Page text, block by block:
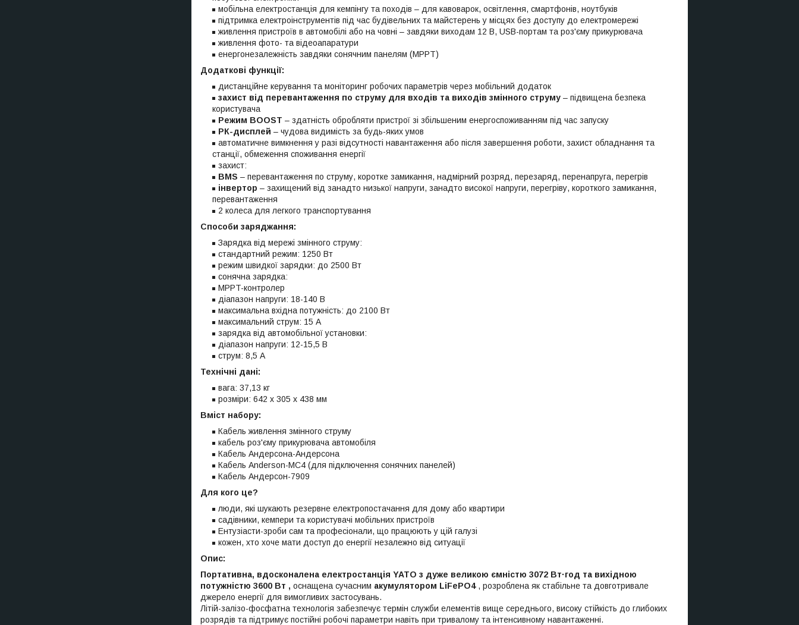
мобільна електростанція для кемпінгу та походів – для кавоварок, освітлення, смартфонів, ноутбуків
підтримка електроінструментів під час будівельних та майстерень у місцях без доступу до електромережі
живлення пристроїв в автомобілі або на човні – завдяки виходам 12 В, USB-портам та роз'єму прикурювача
живлення фото- та відеоапаратури
енергонезалежність завдяки сонячним панелям (MPPT)
Додаткові функції:
дистанційне керування та моніторинг робочих параметрів через мобільний додаток
захист від перевантаження по струму для входів та виходів змінного струму – підвищена безпека
користувача
Режим BOOST – здатність обробляти пристрої зі збільшеним енергоспоживанням під час запуску
РК-дисплей – чудова видимість за будь-яких умов
автоматичне вимкнення у разі відсутності навантаження або після завершення роботи, захист обладнання та
станції, обмеження споживання енергії
захист:
BMS – перевантаження по струму, коротке замикання, надмірний розряд, перезаряд, перенапруга, перегрів
інвертор – захищений від занадто низької напруги, занадто високої напруги, перегріву, короткого замикання,
перевантаження
2 колеса для легкого транспортування
Способи заряджання:
Зарядка від мережі змінного струму:
стандартний режим: 1250 Вт
режим швидкої зарядки: до 2500 Вт
сонячна зарядка:
MPPT-контролер
діапазон напруги: 18-140 В
максимальна вхідна потужність: до 2100 Вт
максимальний струм: 15 А
зарядка від автомобільної установки:
діапазон напруги: 12-15,5 В
струм: 8,5 А
Технічні дані:
вага: 37,13 кг
розміри: 642 x 305 x 438 мм
Вміст набору:
Кабель живлення змінного струму
кабель роз'єму прикурювача автомобіля
Кабель Андерсона-Андерсона
Кабель Anderson-MC4 (для підключення сонячних панелей)
Кабель Андерсон-7909
Для кого це?
люди, які шукають резервне електропостачання для дому або квартири
садівники, кемпери та користувачі мобільних пристроїв
Ентузіасти-зроби сам та професіонали, що працюють у цій галузі
кожен, хто хоче мати доступ до енергії незалежно від ситуації
Опис:
Портативна, вдосконалена електростанція YATO з дуже великою ємністю 3072 Вт·год та вихідною
потужністю 3600 Вт , оснащена сучасним акумулятором LiFePO4, розроблена як стабільне та довготривале
джерело енергії для вимогливих застосувань.
Літій-залізо-фосфатна технологія забезпечує термін служби елементів вище середнього, високу стійкість до глибоких
розрядів та підтримує постійні робочі параметри навіть при тривалому та інтенсивному навантаженні.